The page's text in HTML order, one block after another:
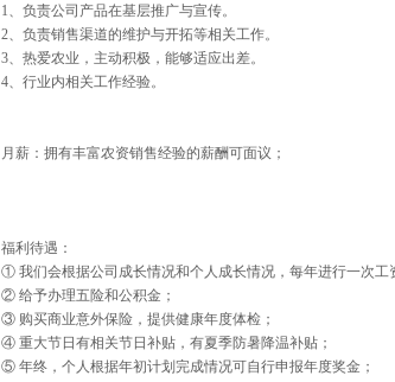
1、负责公司产品在基层推广与宣传。
2、负责销售渠道的维护与开拓等相关工作。
3、热爱农业，主动积极，能够适应出差。
4、行业内相关工作经验。
月薪：拥有丰富农资销售经验的薪酬可面议；
福利待遇：
① 我们会根据公司成长情况和个人成长情况，每年进行一次工
② 给予办理五险和公积金；
③ 购买商业意外保险，提供健康年度体检；
④ 重大节日有相关节日补贴，有夏季防暑降温补贴；
⑤ 年终，个人根据年初计划完成情况可自行申报年度奖金；